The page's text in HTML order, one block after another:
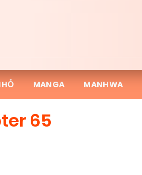
MANGA MANHWA
65